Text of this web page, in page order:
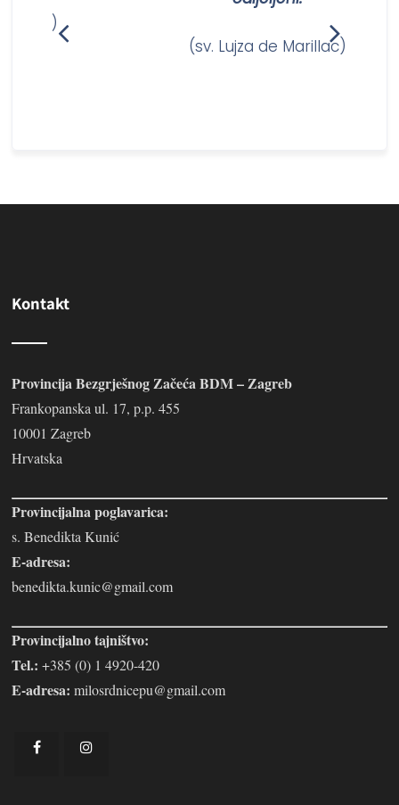
(sv. Lujza de Marillac)
Kontakt
Provincija Bezgrješnog Začeća BDM – Zagreb
Frankopanska ul. 17, p.p. 455
10001 Zagreb
Hrvatska
Provincijalna poglavarica:
s. Benedikta Kunić
E-adresa:
benedikta.kunic@gmail.com
Provincijalno tajništvo:
Tel.:+385 (0) 1 4920-420
E-adresa:milosrdnicepu@gmail.com